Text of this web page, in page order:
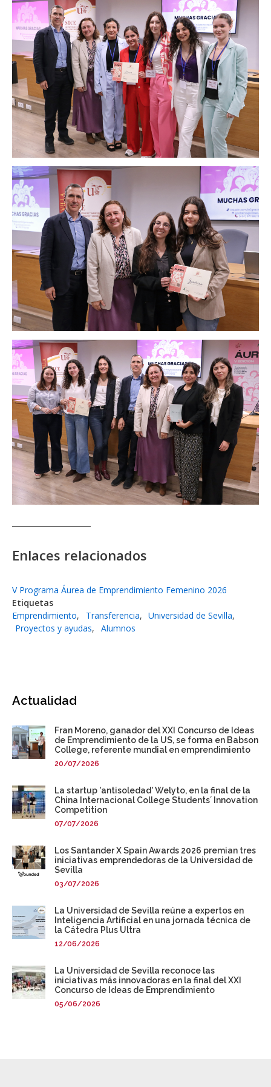
Enlaces relacionados
V Programa Áurea de Emprendimiento Femenino 2026
Etiquetas
Emprendimiento
Transferencia
Universidad de Sevilla
Proyectos y ayudas
Alumnos
Actualidad
Fran Moreno, ganador del XXI Concurso de Ideas
de Emprendimiento de la US, se forma en Babson
College, referente mundial en emprendimiento
20/07/2026
La startup 'antisoledad' Welyto, en la final de la
China Internacional College Students´ Innovation
Competition
07/07/2026
Los Santander X Spain Awards 2026 premian tres
iniciativas emprendedoras de la Universidad de
Sevilla
03/07/2026
La Universidad de Sevilla reúne a expertos en
Inteligencia Artificial en una jornada técnica de
la Cátedra Plus Ultra
12/06/2026
La Universidad de Sevilla reconoce las
iniciativas más innovadoras en la final del XXI
Concurso de Ideas de Emprendimiento
05/06/2026